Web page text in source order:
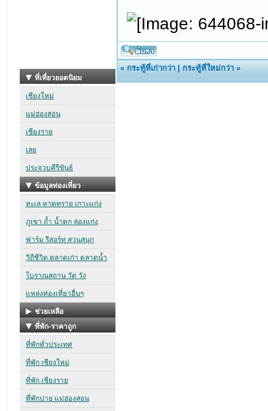
«กระทู้ที่เก่ากว่า |กระทู้ที่ใหม่กว่า »